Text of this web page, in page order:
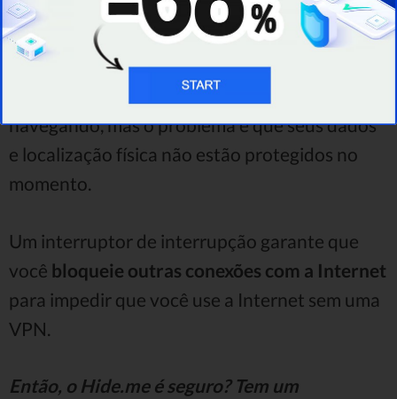
reconectado automaticamente a outra rede
(pode ser um WiFi público que seu telefone
reconhece ou dados móveis). Pode parecer
uma coisa boa porque você continua
navegando, mas o problema é que seus dados
e localização física não estão protegidos no
momento.
Um interruptor de interrupção garante que
você bloqueie outras conexões com a Internet
para impedir que você use a Internet sem uma
VPN.
Então, o Hide.me é seguro? Tem um